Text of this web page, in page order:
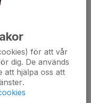
för att vår
dig. De används
att hjälpa oss att